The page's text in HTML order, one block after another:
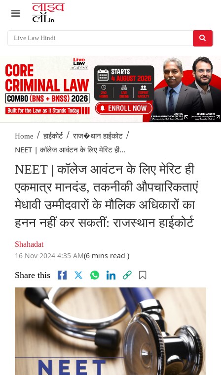
Home / हाईकोर्ट / राज�थान हाईकोट /
NEET | कॉलेज आवंटन के लिए मेरिट ही...
NEET | कॉलेज आवंटन के लिए मेरिट ही
एकमात्र मानदंड, तकनीकी औपचारिकताएं
मेधावी उम्मीदवारों के मौलिक अधिकारों का
हनन नहीं कर सकतीं: राजस्थान हाईकोर्ट
Shahadat
16 Nov 2024 4:35 AM(6 mins read )
Share this